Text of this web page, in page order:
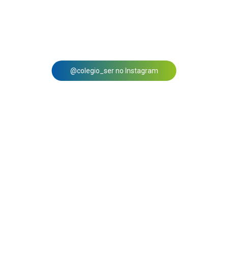
@colegio_ser no Instagram